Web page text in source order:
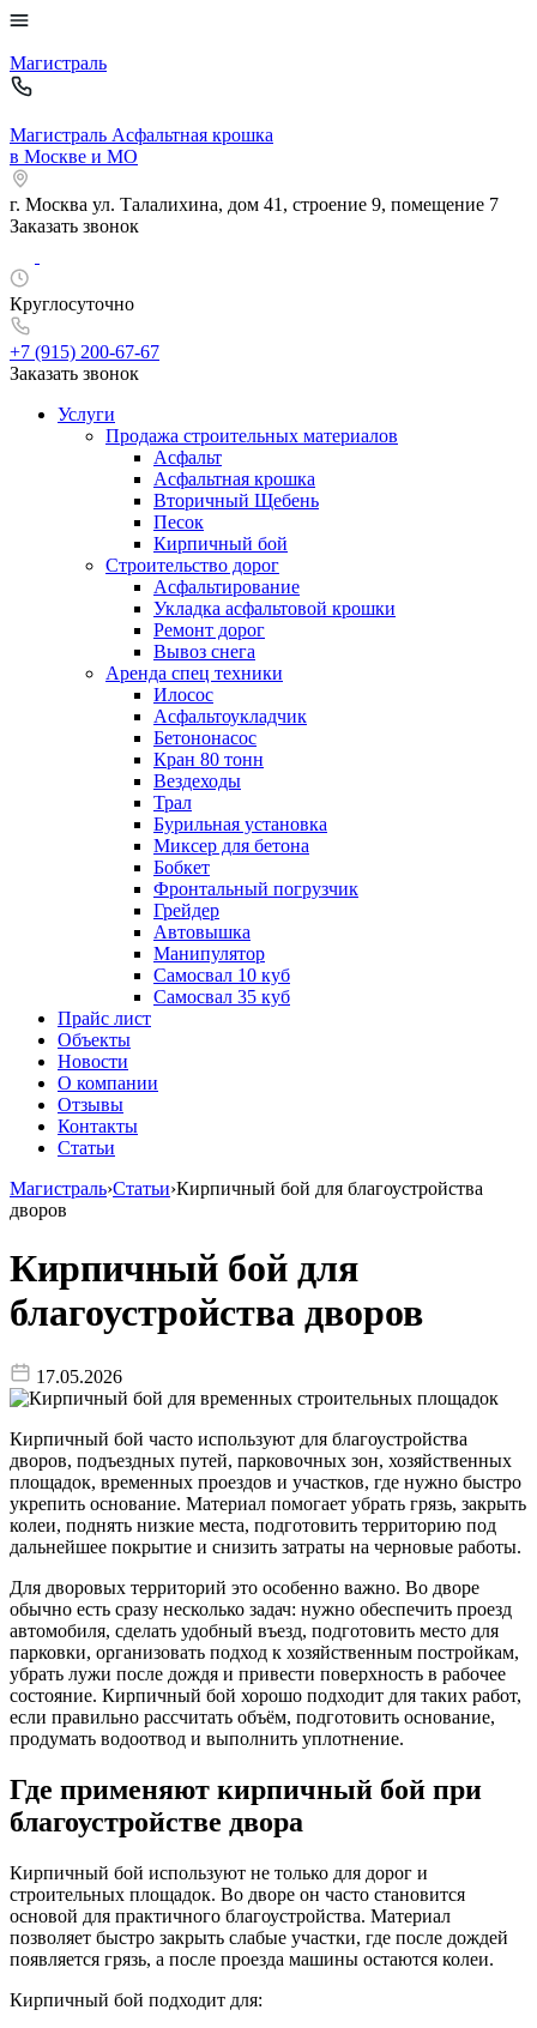
Магистраль
Магистраль Асфальтная крошка
в Москве и МО
г. Москва ул. Талалихина, дом 41, строение 9, помещение 7
Заказать звонок
Круглосуточно
+7 (915) 200-67-67
Заказать звонок
Услуги
Продажа строительных материалов
Асфальт
Асфальтная крошка
Вторичный Щебень
Песок
Кирпичный бой
Строительство дорог
Асфальтирование
Укладка асфальтовой крошки
Ремонт дорог
Вывоз снега
Аренда спец техники
Илосос
Асфальтоукладчик
Бетононасос
Кран 80 тонн
Вездеходы
Трал
Бурильная установка
Миксер для бетона
Бобкет
Фронтальный погрузчик
Грейдер
Автовышка
Манипулятор
Самосвал 10 куб
Самосвал 35 куб
Прайс лист
Объекты
Новости
О компании
Отзывы
Контакты
Статьи
Магистраль›Статьи›Кирпичный бой для благоустройства
дворов
Кирпичный бой для
благоустройства дворов
17.05.2026
Кирпичный бой часто используют для благоустройства
дворов, подъездных путей, парковочных зон, хозяйственных
площадок, временных проездов и участков, где нужно быстро
укрепить основание. Материал помогает убрать грязь, закрыть
колеи, поднять низкие места, подготовить территорию под
дальнейшее покрытие и снизить затраты на черновые работы.
Для дворовых территорий это особенно важно. Во дворе
обычно есть сразу несколько задач: нужно обеспечить проезд
автомобиля, сделать удобный въезд, подготовить место для
парковки, организовать подход к хозяйственным постройкам,
убрать лужи после дождя и привести поверхность в рабочее
состояние. Кирпичный бой хорошо подходит для таких работ,
если правильно рассчитать объём, подготовить основание,
продумать водоотвод и выполнить уплотнение.
Где применяют кирпичный бой при
благоустройстве двора
Кирпичный бой используют не только для дорог и
строительных площадок. Во дворе он часто становится
основой для практичного благоустройства. Материал
позволяет быстро закрыть слабые участки, где после дождей
появляется грязь, а после проезда машины остаются колеи.
Кирпичный бой подходит для: